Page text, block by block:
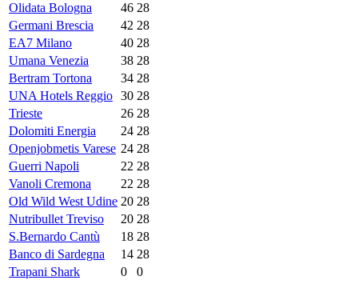
Olidata Bologna
46 28
Germani Brescia
42 28
EA7 Milano
40 28
Umana Venezia
38 28
Bertram Tortona
34 28
UNA Hotels Reggio 30 28
Trieste
26 28
Dolomiti Energia
24 28
Openjobmetis Varese 24 28
Guerri Napoli
22 28
Vanoli Cremona
22 28
Old Wild West Udine 20 28
Nutribullet Treviso
20 28
S.Bernardo Cantù
18 28
Banco di Sardegna
14 28
Trapani Shark
0 0